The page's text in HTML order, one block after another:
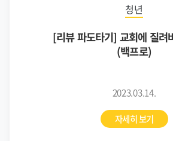
청년
[리뷰 파도타기] 교회에 질려
(백프로)
2023.03.14.
자세히 보기